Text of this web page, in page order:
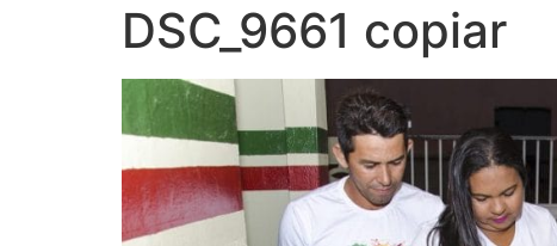
DSC_9661 copiar